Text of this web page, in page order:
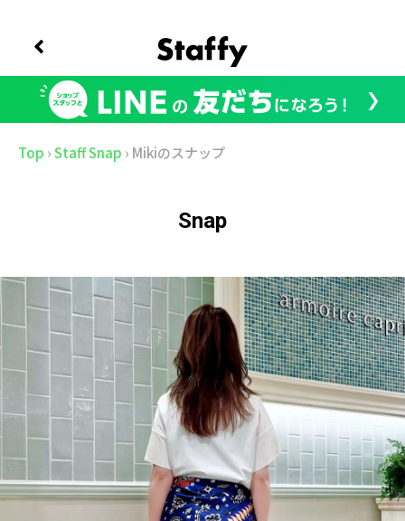
Top ›Staff Snap › Mikiのスナップ
Snap